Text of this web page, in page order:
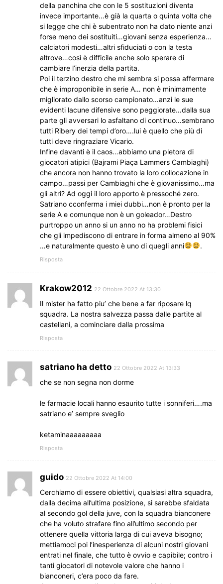
della panchina che con le 5 sostituzioni diventa
invece importante…è già la quarta o quinta volta che
si legge che chi è subentrato non ha dato niente anzi
forse meno dei sostituiti…giovani senza esperienza…
calciatori modesti…altri sfiduciati o con la testa
altrove…così è difficile anche solo sperare di
cambiare l’inerzia della partita.
Poi il terzino destro che mi sembra si possa affermare
che è improponibile in serie A… non è minimamente
migliorato dallo scorso campionato…anzi le sue
evidenti lacune difensive sono peggiorate…dalla sua
parte gli avversari lo asfaltano di continuo…sembrano
tutti Ribery dei tempi d’oro….lui è quello che più di
tutti deve ringraziare Vicario.
Infine davanti è il caos…abbiamo una pletora di
giocatori atipici (Bajrami Piaça Lammers Cambiaghi)
che ancora non hanno trovato la loro collocazione in
campo…passi per Cambiaghi che è giovanissimo…ma
gli altri? Ad oggi il loro apporto è pressoché zero.
Satriano cconferma i miei dubbi…non è pronto per la
serie A e comunque non è un goleador…Destro
purtroppo un anno si un anno no ha problemi fisici
che gli impediscono di entrare in forma almeno al 90%
…e naturalmente questo è uno di quegli anni
.
Risposta
Krakow2012 22 Ottobre 2022 At 13:30
Il mister ha fatto piu’ che bene a far riposare lq
squadra. La nostra salvezza passa dalle partite al
castellani, a cominciare dalla prossima
Risposta
satriano ha detto 22 Ottobre 2022 At 13:33
che se non segna non dorme
le farmacie locali hanno esaurito tutte i sonniferi….ma
satriano e’ sempre sveglio
ketaminaaaaaaaaa
Risposta
guido 22 Ottobre 2022 At 14:00
Cerchiamo di essere obiettivi, qualsiasi altra squadra,
dalla decima all’ultima posizione, si sarebbe sfaldata
al secondo gol della juve, con la squadra bianconere
che ha voluto strafare fino all’ultimo secondo per
ottenere quella vittoria larga di cui aveva bisogno;
mettiamoci poi l’inesperienza di alcuni nostri giovani
entrati nel finale, che tutto è ovvio e capibile; contro i
tanti giocatori di notevole valore che hanno i
bianconeri, c’era poco da fare.